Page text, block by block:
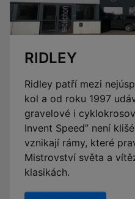
RIDLEY
Ridley patří mezi
kol a od roku 1997
gravelové i
Invent Speed” není
vznikají rámy, které
Mistrovství světa a
klasikách.